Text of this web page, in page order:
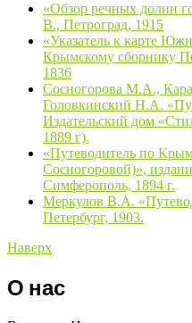
«Обзор речных долин
В., Петроград, 1915
«Указатель к карте
Крымскому сборнику
1836
Сосногорова М.А.,
Головкинский Н.А.
Издательский дом
1889 г).
«Путеводитель по
Сосногоровой)»,
Симферополь, 1894 г.
Меркулов В.А.
Петербург, 1903.
Наверх
О нас